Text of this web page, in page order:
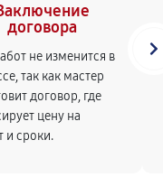
договора
не изменится в
так как мастер
договор, где
цену на
и сроки.